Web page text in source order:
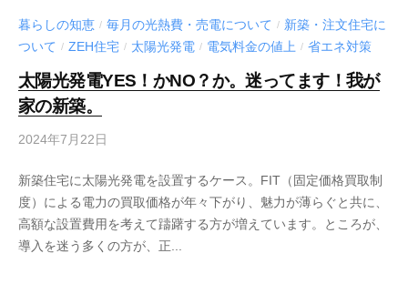
暮らしの知恵 / 毎月の光熱費・売電について / 新築・注文住宅に
ついて / ZEH住宅 / 太陽光発電 / 電気料金の値上 / 省エネ対策
太陽光発電YES！かNO？か。迷ってます！我が
家の新築。
2024年7月22日
新築住宅に太陽光発電を設置するケース。FIT（固定価格買取制
度）による電力の買取価格が年々下がり、魅力が薄らぐと共に、
高額な設置費用を考えて躊躇する方が増えています。ところが、
導入を迷う多くの方が、正...